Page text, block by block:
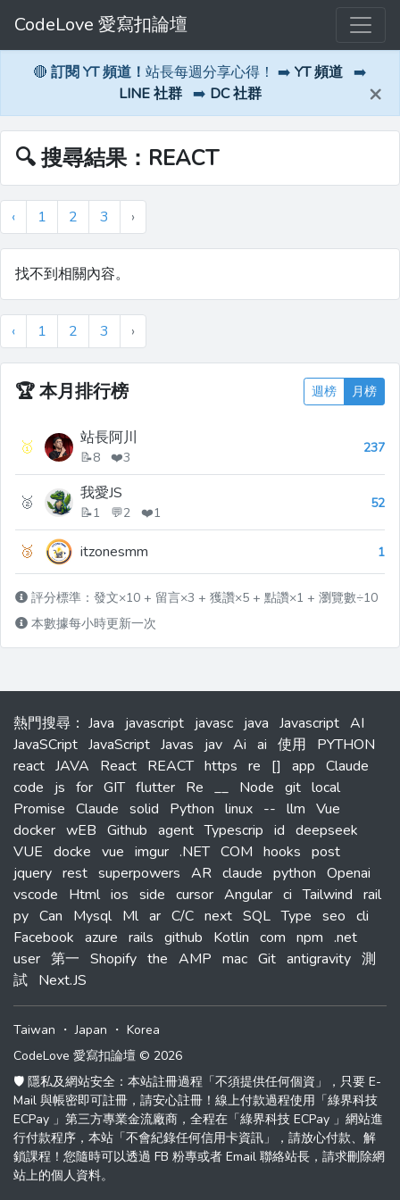
CodeLove 愛寫扣論壇
🔴 訂閱 YT 頻道！ 站長每週分享心得！ ➡️ YT 頻道 ➡️
LINE 社群 ➡️ DC 社群 ×
🔍 搜尋結果：REACT
‹ 1 2 3 ›
找不到相關內容。
‹ 1 2 3 ›
🏆本月排行榜 週榜 月榜
🥇 站長阿川
📝8 ❤️3
237
🥈 我愛JS
📝1 💬2 ❤️1
52
🥉 itzonesmm 1
評分標準：發文×10 + 留言×3 + 獲讚×5 + 點讚×1 + 瀏覽數÷10
本數據每小時更新一次
熱門搜尋 ： Java javascript javasc java Javascript AI
JavaSCript JavaScript Javas jav Ai ai 使用
PYTHON
react JAVA React REACT https re [] app Claude
code
js for GIT flutter Re __ Node git local
Promise Claude solid Python linux -- llm Vue
docker wEB Github agent Typescrip id deepseek
VUE docke vue imgur .NET COM hooks post
jquery rest superpowers AR claude python Openai
vscode
Html ios side cursor Angular ci Tailwind rail
py Can Mysql Ml ar C/C next SQL Type seo cli
Facebook azure rails github Kotlin com npm .net
user 第一 Shopify the AMP mac Git antigravity 測
試 Next.JS
Taiwan ・Japan ・ Korea
CodeLove 愛寫扣論壇 © 2026
🛡️ 隱私及網站安全：本站註冊過程「不須提供任何個資」，只要 E-
Mail 與帳密即可註冊，請安心註冊！線上付款過程使用「綠界科技
ECPay 」第三方專業金流廠商，全程在「綠界科技 ECPay 」網站進
行付款程序，本站「不會紀錄任何信用卡資訊」，請放心付款、解
鎖課程！您隨時可以透過 FB 粉專或者 Email 聯絡站長，請求刪除網
站上的個人資料。